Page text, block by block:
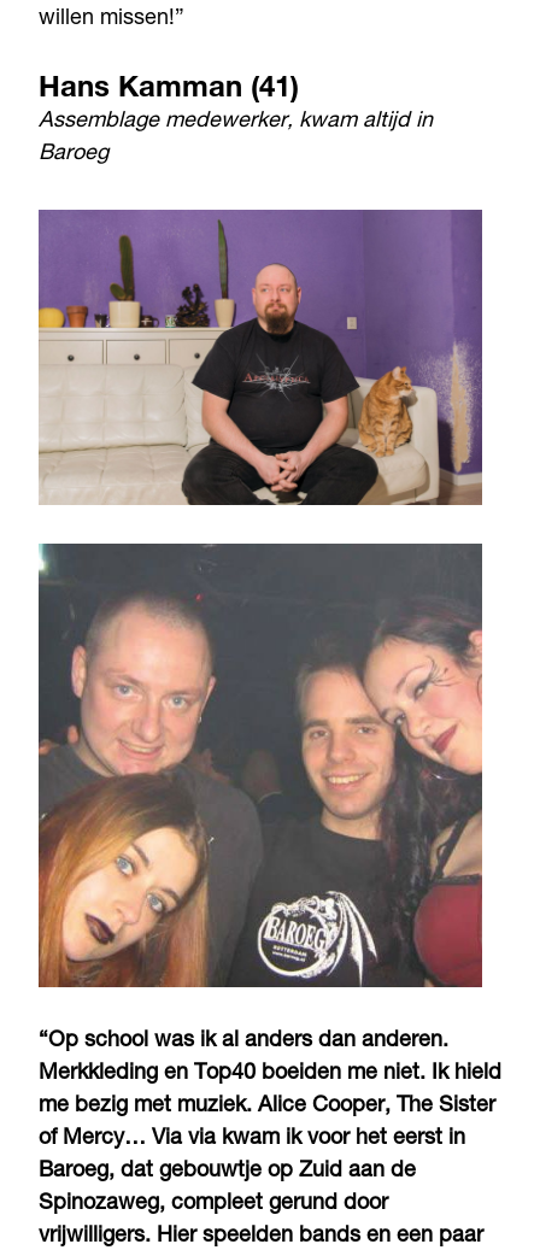
willen missen!”
Hans Kamman (41)
Assemblage medewerker, kwam altijd in
Baroeg
“Op school was ik al anders dan anderen.
Merkkleding en Top40 boeiden me niet. Ik hield
me bezig met muziek. Alice Cooper, The Sister
of Mercy… Via via kwam ik voor het eerst in
Baroeg, dat gebouwtje op Zuid aan de
Spinozaweg, compleet gerund door
vrijwilligers. Hier speelden bands en een paar